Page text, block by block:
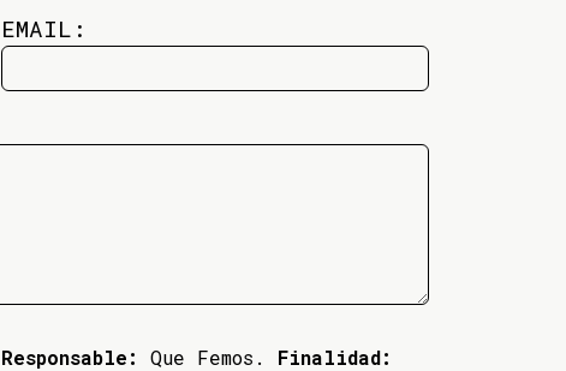
EMAIL:
Responsable: Que Femos. Finalidad: